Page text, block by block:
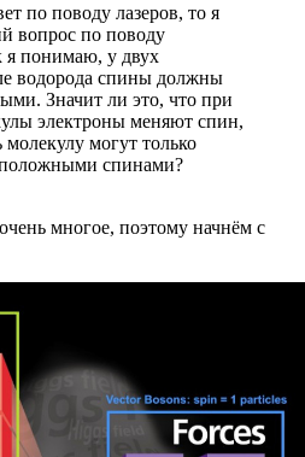
по поводу лазеров, то я
вопрос по поводу
понимаю, у двух
водорода спины должны
Значит ли это, что при
электроны меняют спин,
могут только
спинами?
многое, поэтому начнём с